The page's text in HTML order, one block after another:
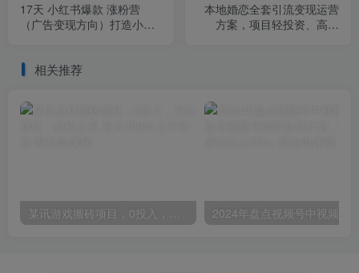
17天 小红书爆款 涨粉营
（广告变现方向）打造小红
本地婚恋全套引流变现运营
方案，项目轻投资、高单
相关推荐
某讯游戏搬砖项目，0投入，可以挂机，轻松上手,月入3000+上不封顶